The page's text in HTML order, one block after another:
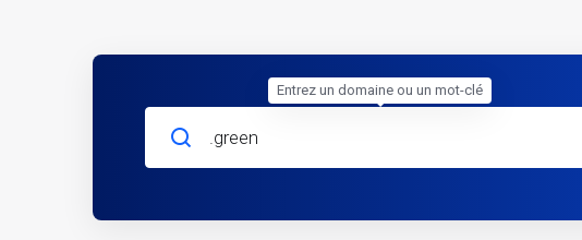
Entrez un domaine ou un mot-clé